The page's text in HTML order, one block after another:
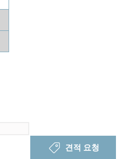
견적 요청